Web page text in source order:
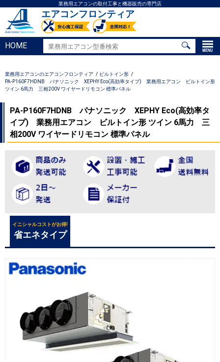
業務用エアコンの取付工事と機器販売の専門店
エアコンフロンティア
HOME
業務用エアコンのエアコンフロンティア
ビルトイン形
PA-P160F7HDNB パナソニック XEPHY Eco(高効率タイプ) 業務用エアコン ビルトイン形
ツイン 6馬力 三相200V ワイヤードリモコン 標準パネル
PA-P160F7HDNB パナソニック XEPHY Eco(高効率タ
イプ) 業務用エアコン ビルトイン形 ツイン 6馬力 三
相200V ワイヤードリモコン 標準パネル
イニシャルコストがお得!
省エネタイプ